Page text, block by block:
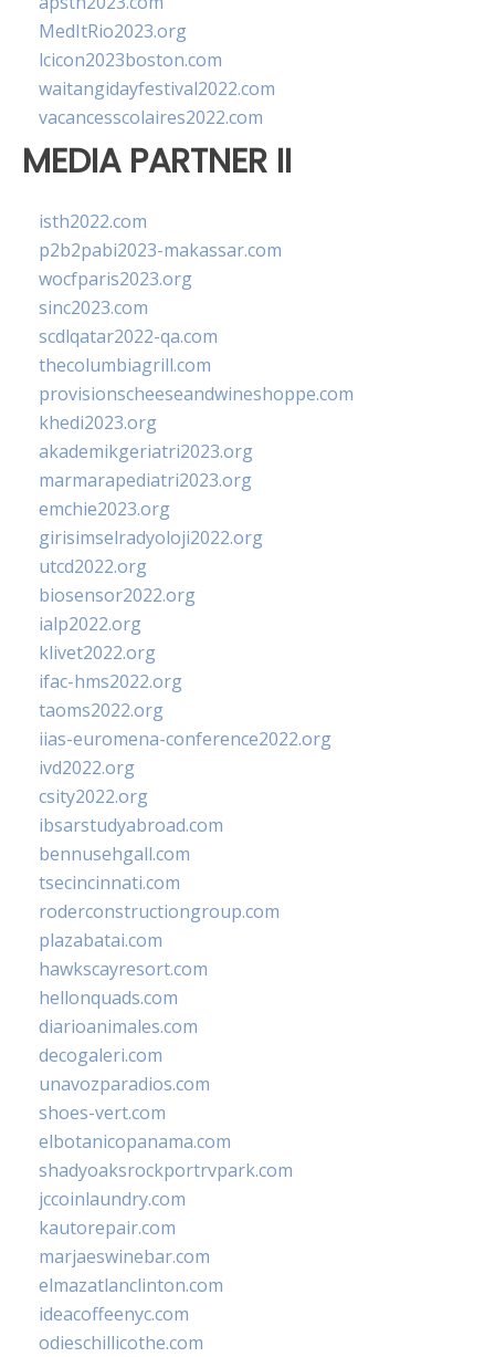
MedItRio2023.org
lcicon2023boston.com
waitangidayfestival2022.com
vacancesscolaires2022.com
MEDIA PARTNER II
isth2022.com
p2b2pabi2023-makassar.com
wocfparis2023.org
sinc2023.com
scdlqatar2022-qa.com
thecolumbiagrill.com
provisionscheeseandwineshoppe.com
khedi2023.org
akademikgeriatri2023.org
marmarapediatri2023.org
emchie2023.org
girisimselradyoloji2022.org
utcd2022.org
biosensor2022.org
ialp2022.org
klivet2022.org
ifac-hms2022.org
taoms2022.org
iias-euromena-conference2022.org
ivd2022.org
csity2022.org
ibsarstudyabroad.com
bennusehgall.com
tsecincinnati.com
roderconstructiongroup.com
plazabatai.com
hawkscayresort.com
hellonquads.com
diarioanimales.com
decogaleri.com
unavozparadios.com
shoes-vert.com
elbotanicopanama.com
shadyoaksrockportrvpark.com
jccoinlaundry.com
kautorepair.com
marjaeswinebar.com
elmazatlanclinton.com
ideacoffeenyc.com
odieschillicothe.com